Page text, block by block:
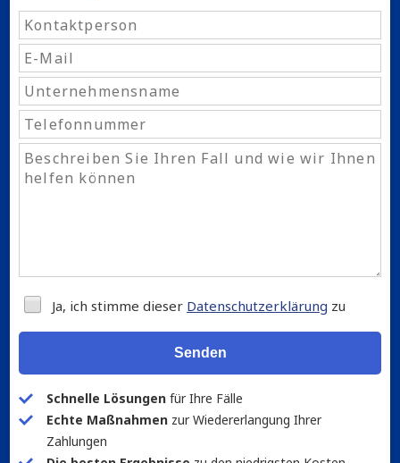
Ja, ich stimme dieser Datenschutzerklärung zu
Senden
Schnelle Lösungen für Ihre Fälle
Echte Maßnahmen zur Wiedererlangung Ihrer
Zahlungen